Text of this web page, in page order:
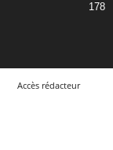
178
Accès rédacteur